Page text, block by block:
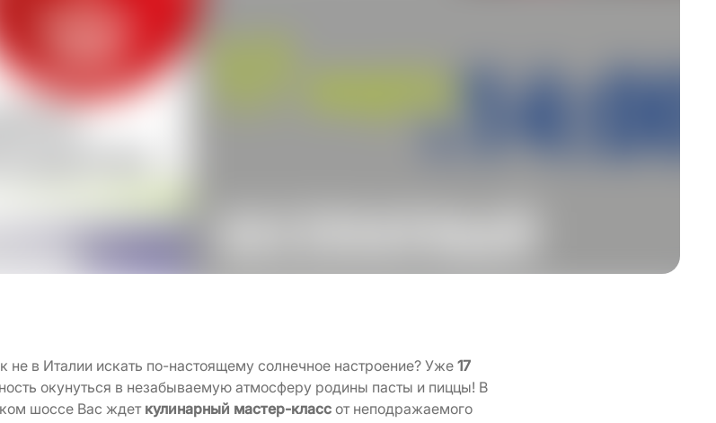
не в Италии искать по-настоящему солнечное настроение? Уже 17
окунуться в незабываемую атмосферу родины пасты и пиццы! В
шоссе Вас ждеткулинарный мастер-класс от неподражаемого